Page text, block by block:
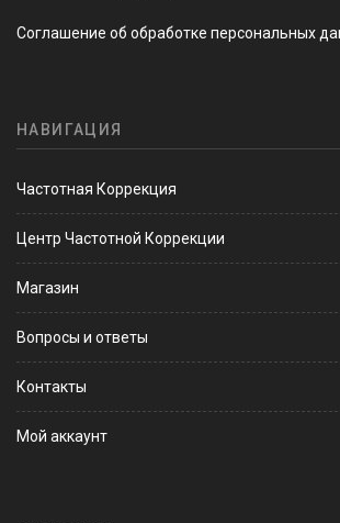
Соглашение об обработке персональных
НАВИГАЦИЯ
Частотная Коррекция
Центр Частотной Коррекции
Магазин
Вопросы и ответы
Контакты
Мой аккаунт